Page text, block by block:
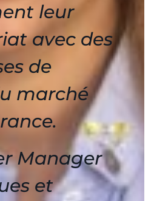
leur
avec des
de
marché
Manager
et